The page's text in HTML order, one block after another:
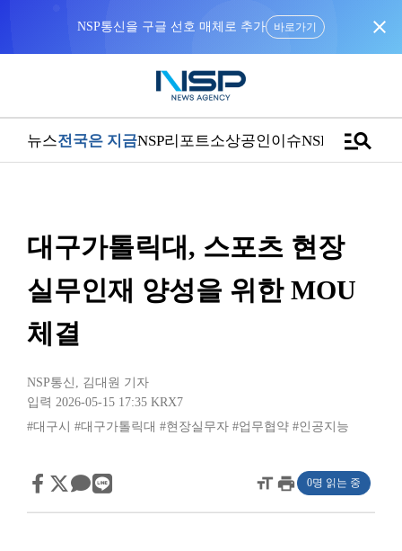
NSP통신을 구글 선호 매체로 추가 바로가기 close
뉴스전국은 지금NSP리포트소상공인이슈NSPTVmanage_search
대구가톨릭대, 스포츠 현장
실무인재 양성을 위한 MOU
체결
NSP통신 , 김대원 기자
입력 2026-05-15 17:35 KRX7
#대구시
#대구가톨릭대 #현장실무자 #업무협약 #인공지능
format_sizeprint 0명 읽는 중